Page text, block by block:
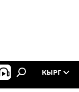
КЫРГ